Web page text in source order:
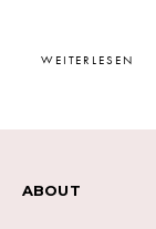
WEITERLESEN
ABOUT